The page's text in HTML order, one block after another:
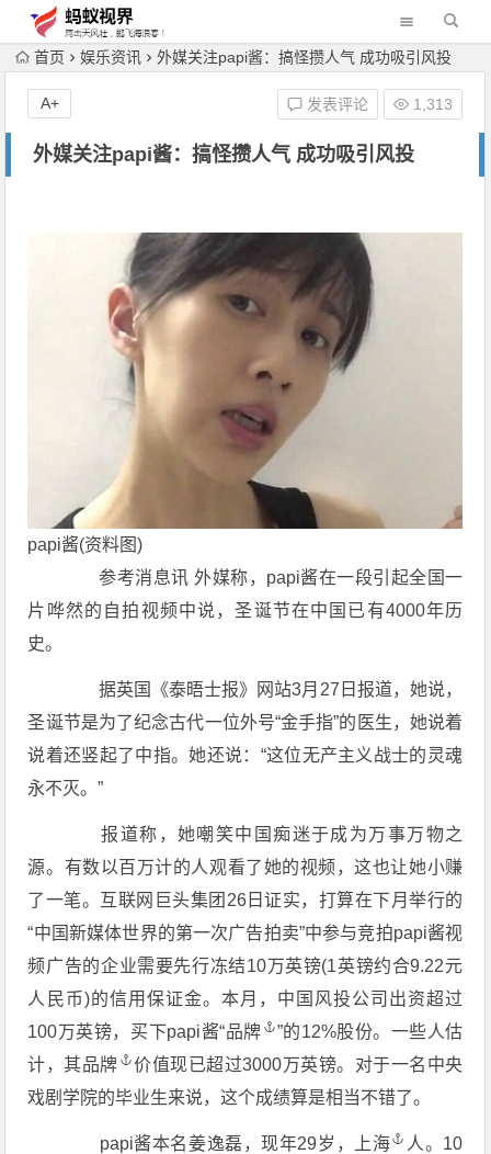
首页 娱乐资讯 外媒关注papi酱：搞怪攒人气 成功吸引风投
外媒关注papi酱：搞怪攒人气 成功吸引风投
发表评论 1,313
A+
papi酱(资料图)
参考消息讯 外媒称，papi酱在一段引起全国一
片哗然的自拍视频中说，圣诞节在中国已有4000年历
史。
据英国《泰晤士报》网站3月27日报道，她说，
圣诞节是为了纪念古代一位外号“金手指”的医生，她说着
说着还竖起了中指。她还说：“这位无产主义战士的灵魂
永不灭。”
报道称，她嘲笑中国痴迷于成为万事万物之
源。有数以百万计的人观看了她的视频，这也让她小赚
了一笔。互联网巨头集团26日证实，打算在下月举行的
“中国新媒体世界的第一次广告拍卖”中参与竞拍papi酱视
频广告的企业需要先行冻结10万英镑(1英镑约合9.22元
人民币)的信用保证金。本月，中国风投公司出资超过
100万英镑，买下papi酱“品牌
”的12%股份。一些人估
计，其品牌
价值现已超过3000万英镑。对于一名中央
戏剧学院的毕业生来说，这个成绩算是相当不错了。
papi酱本名姜逸磊，现年29岁， 上海
人。10